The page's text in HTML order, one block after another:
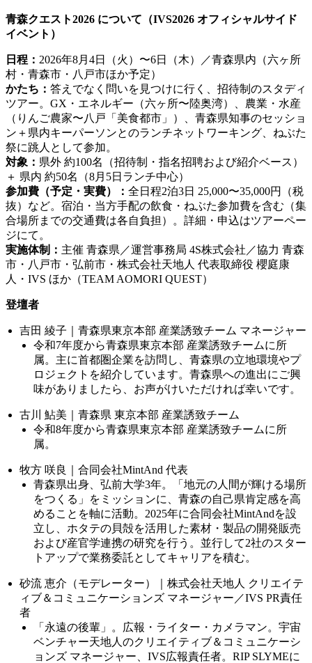
青森クエスト2026 について（IVS2026 オフィシャルサイド
イベント）
日程： 2026年8月4日（火）〜6日（木）／青森県内（六ヶ所
村・青森市・八戸市ほか予定）
かたち： 答えでなく問いを見つけに行く、招待制のスタディ
ツアー。GX・エネルギー（六ヶ所〜陸奥湾）、農業・水産
（りんご農家〜八戸「美食都市」）、青森県知事のセッショ
ン＋県内キーパーソンとのランチネットワーキング、ねぶた
祭に跳人として参加。
対象： 県外 約100名（招待制・指名招聘および紹介ベース）
＋ 県内 約50名（8月5日ランチ中心）
参加費（予定・実費）： 全日程2泊3日 25,000〜35,000円（税
抜）など。宿泊・当方手配の飲食・ねぶた参加費を含む（集
合場所までの交通費は各自負担）。詳細・申込はツアーペー
ジにて。
実施体制： 主催 青森県／運営事務局 4S株式会社／協力 青森
市・八戸市・弘前市・株式会社天地人 代表取締役 櫻庭康
人・IVS ほか（TEAM AOMORI QUEST）
登壇者
吉田 綾子｜青森県東京本部 産業誘致チーム マネージャー
令和7年度から青森県東京本部 産業誘致チームに所
属。主に首都圏企業を訪問し、青森県の立地環境やプ
ロジェクトを紹介しています。青森県への進出にご興
味がありましたら、お声がけいただければ幸いです。
古川 鮎美｜青森県 東京本部 産業誘致チーム
令和8年度から青森県東京本部 産業誘致チームに所
属。
牧方 咲良｜合同会社MintAnd 代表
青森県出身、弘前大学3年。「地元の人間が輝ける場所
をつくる」をミッションに、青森の自己県肯定感を高
めることを軸に活動。2025年に合同会社MintAndを設
立し、ホタテの貝殻を活用した素材・製品の開発販売
および産官学連携の研究を行う。並行して2社のスター
トアップで業務委託としてキャリアを積む。
砂流 恵介（モデレーター）｜株式会社天地人 クリエイテ
ィブ＆コミュニケーションズ マネージャー／IVS PR責任
者
「永遠の後輩」。広報・ライター・カメラマン。宇宙
ベンチャー天地人のクリエイティブ＆コミュニケーシ
ョンズ マネージャー、IVS広報責任者。RIP SLYMEに